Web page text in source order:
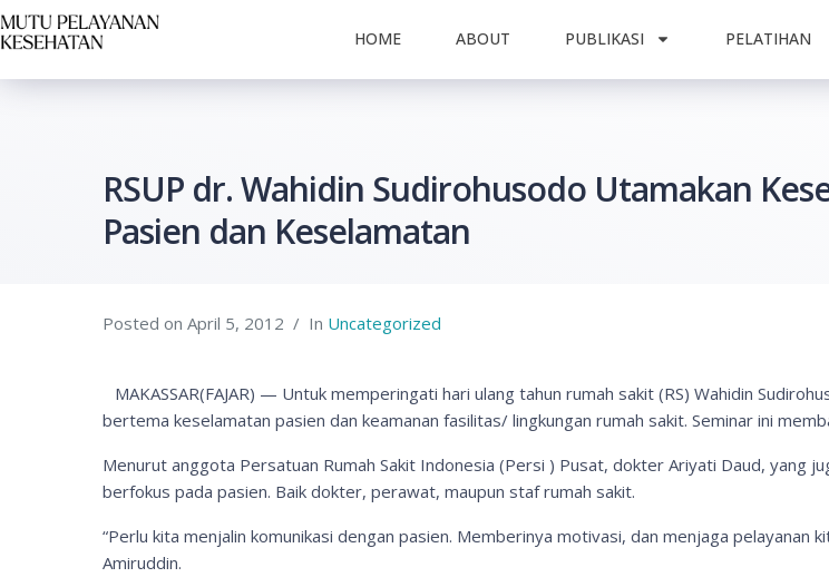
HOME ABOUT PUBLIKASI PELATIHAN
RSUP dr. Wahidin Sudirohusodo Utamakan
Pasien dan Keselamatan
Posted on April 5, 2012 In Uncategorized
MAKASSAR(FAJAR) — Untuk memperingati hari ulang tahun rumah sakit (RS) Wahidin
bertema keselamatan pasien dan keamanan fasilitas/ lingkungan rumah sakit. Seminar ini
Menurut anggota Persatuan Rumah Sakit Indonesia (Persi ) Pusat, dokter Ariyati Daud, yang
berfokus pada pasien. Baik dokter, perawat, maupun staf rumah sakit.
“Perlu kita menjalin komunikasi dengan pasien. Memberinya motivasi, dan menjaga pelayanan
Amiruddin.